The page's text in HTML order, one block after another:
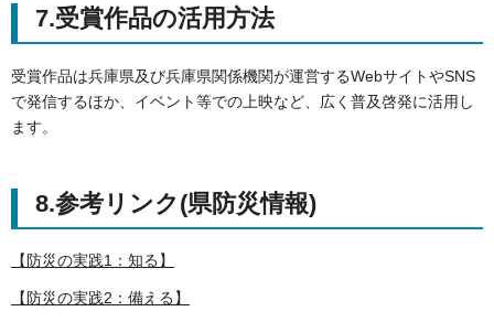
7.受賞作品の活用方法
受賞作品は兵庫県及び兵庫県関係機関が運営するWebサイトやSNS
で発信するほか、イベント等での上映など、広く普及啓発に活用し
ます。
8.参考リンク(県防災情報)
【防災の実践1：知る】
【防災の実践2：備える】